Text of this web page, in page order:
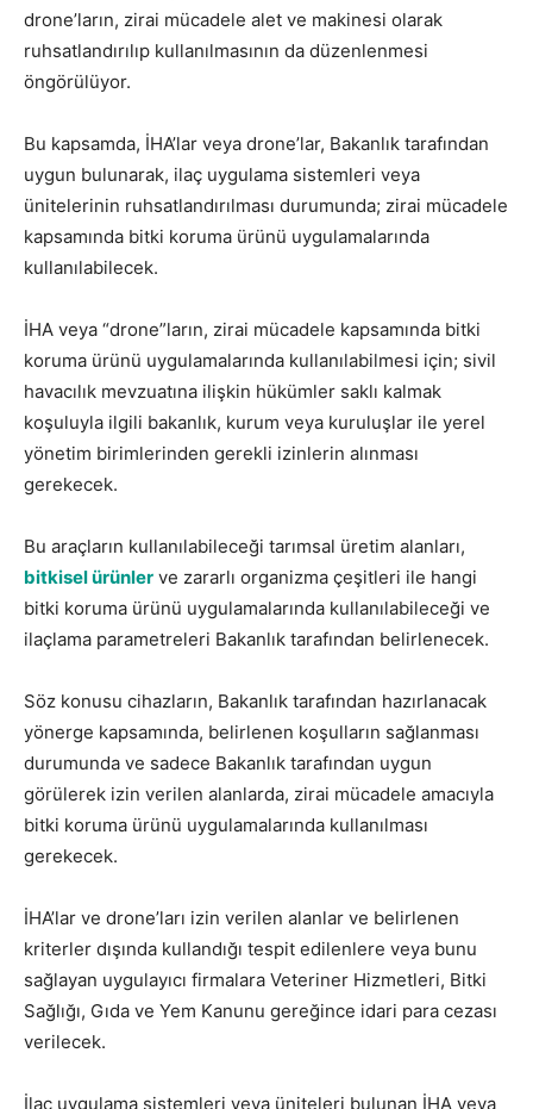
drone’ların, zirai mücadele alet ve makinesi olarak
ruhsatlandırılıp kullanılmasının da düzenlenmesi
öngörülüyor.
Bu kapsamda, İHA’lar veya drone’lar, Bakanlık tarafından
uygun bulunarak, ilaç uygulama sistemleri veya
ünitelerinin ruhsatlandırılması durumunda; zirai mücadele
kapsamında bitki koruma ürünü uygulamalarında
kullanılabilecek.
İHA veya “drone”ların, zirai mücadele kapsamında bitki
koruma ürünü uygulamalarında kullanılabilmesi için; sivil
havacılık mevzuatına ilişkin hükümler saklı kalmak
koşuluyla ilgili bakanlık, kurum veya kuruluşlar ile yerel
yönetim birimlerinden gerekli izinlerin alınması
gerekecek.
Bu araçların kullanılabileceği tarımsal üretim alanları,
bitkisel ürünler ve zararlı organizma çeşitleri ile hangi
bitki koruma ürünü uygulamalarında kullanılabileceği ve
ilaçlama parametreleri Bakanlık tarafından belirlenecek.
Söz konusu cihazların, Bakanlık tarafından hazırlanacak
yönerge kapsamında, belirlenen koşulların sağlanması
durumunda ve sadece Bakanlık tarafından uygun
görülerek izin verilen alanlarda, zirai mücadele amacıyla
bitki koruma ürünü uygulamalarında kullanılması
gerekecek.
İHA’lar ve drone’ları izin verilen alanlar ve belirlenen
kriterler dışında kullandığı tespit edilenlere veya bunu
sağlayan uygulayıcı firmalara Veteriner Hizmetleri, Bitki
Sağlığı, Gıda ve Yem Kanunu gereğince idari para cezası
verilecek.
İlaç uygulama sistemleri veya üniteleri bulunan İHA veya